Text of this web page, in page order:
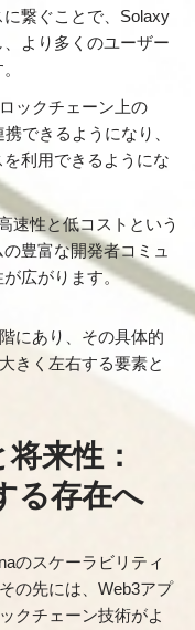
繋ぐことで、Solaxy
より多くのユーザー
ックチェーン上の
できるようになり、
利用できるようにな
速性と低コストという
豊富な開発者コミュ
広がります。
にあり、その具体的
きく左右する要素と
来性：
る存在へ
のスケーラビリティ
の先には、Web3アプ
クチェーン技術がよ